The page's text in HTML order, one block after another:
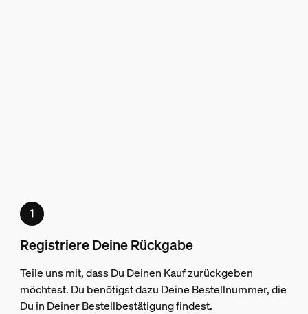
Registriere Deine Rückgabe
Teile uns mit, dass Du Deinen Kauf zurückgeben
möchtest. Du benötigst dazu Deine Bestellnummer, die
Du in Deiner Bestellbestätigung findest.